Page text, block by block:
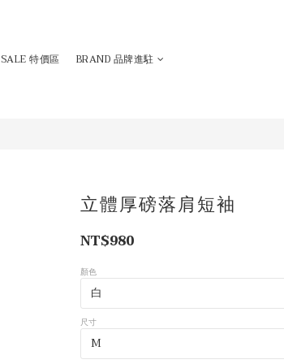
SALE 特價區
BRAND 品牌進駐
立體厚磅落肩短袖
NT$980
顏色
尺寸